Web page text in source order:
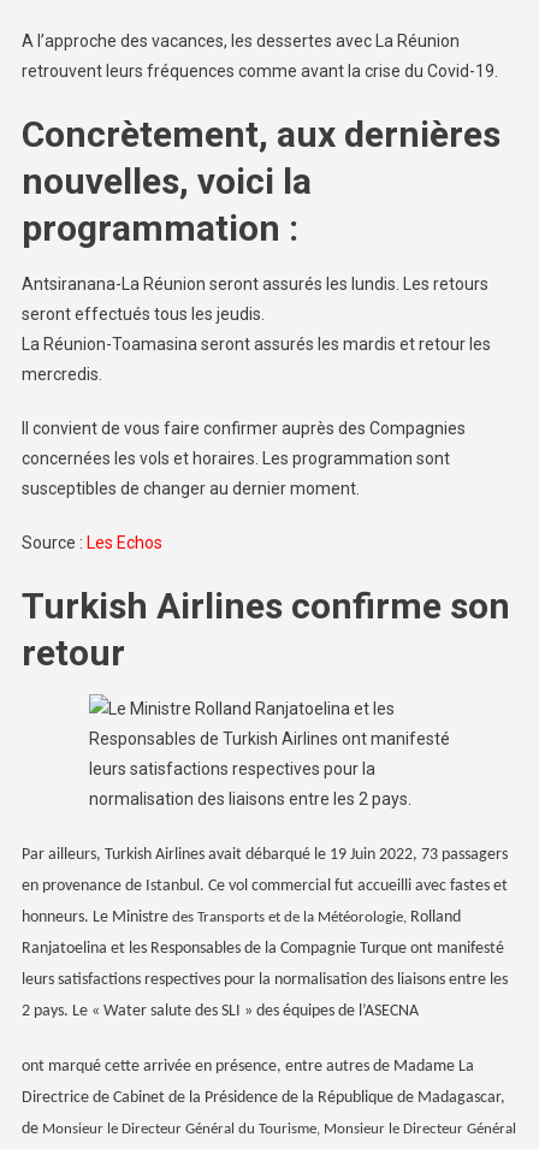
A l’approche des vacances, les dessertes avec La Réunion
retrouvent leurs fréquences comme avant la crise du Covid-19.
Concrètement, aux dernières
nouvelles, voici la
programmation :
Antsiranana-La Réunion seront assurés les lundis. Les retours
seront effectués tous les jeudis.
La Réunion-Toamasina seront assurés les mardis et retour les
mercredis.
Il convient de vous faire confirmer auprès des Compagnies
concernées les vols et horaires. Les programmation sont
susceptibles de changer au dernier moment.
Source : Les Echos
Turkish Airlines confirme son
retour
Par ailleurs, Turkish Airlines avait débarqué le 19 Juin 2022, 73 passagers
en provenance de Istanbul. Ce vol commercial fut accueilli avec fastes et
honneurs. Le Ministre des Transports et de la Météorologie, Rolland
Ranjatoelina et les Responsables de la Compagnie Turque ont manifesté
leurs satisfactions respectives pour la normalisation des liaisons entre les
2 pays. Le « Water salute des SLI » des équipes de l’ASECNA
ont marqué cette arrivée en présence, entre autres de Madame La
Directrice de Cabinet de la Présidence de la République de Madagascar,
de Monsieur le Directeur Général du Tourisme, Monsieur le Directeur Général